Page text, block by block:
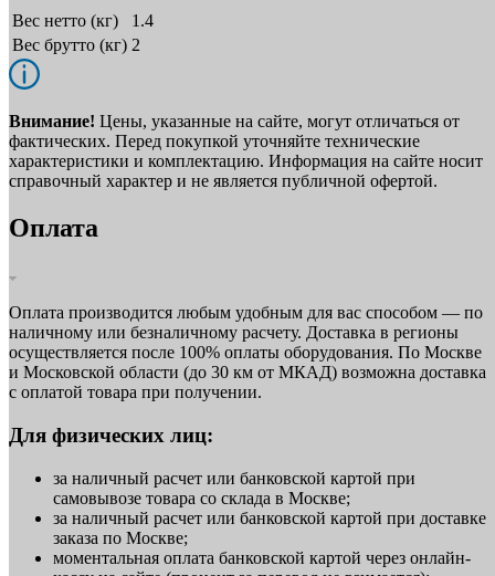
Вес нетто (кг)
1.4
Вес брутто (кг) 2
Внимание! Цены, указанные на сайте, могут отличаться от
фактических. Перед покупкой уточняйте технические
характеристики и комплектацию. Информация на сайте носит
справочный характер и не является публичной офертой.
Оплата
Оплата производится любым удобным для вас способом — по
наличному или безналичному расчету. Доставка в регионы
осуществляется после 100% оплаты оборудования. По Москве
и Московской области (до 30 км от МКАД) возможна доставка
с оплатой товара при получении.
Для физических лиц:
за наличный расчет или банковской картой при
самовывозе товара со склада в Москве;
за наличный расчет или банковской картой при доставке
заказа по Москве;
моментальная оплата банковской картой через онлайн-